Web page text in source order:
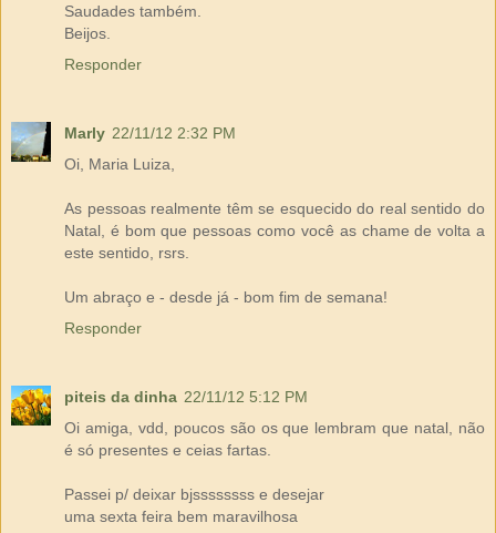
Saudades também.
Beijos.
Responder
Marly 22/11/12 2:32 PM
Oi, Maria Luiza,
As pessoas realmente têm se esquecido do real sentido do
Natal, é bom que pessoas como você as chame de volta a
este sentido, rsrs.
Um abraço e - desde já - bom fim de semana!
Responder
piteis da dinha 22/11/12 5:12 PM
Oi amiga, vdd, poucos são os que lembram que natal, não
é só presentes e ceias fartas.
Passei p/ deixar bjssssssss e desejar
uma sexta feira bem maravilhosa